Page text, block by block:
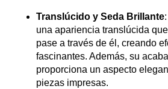
Translúcido y Seda Brillante
una apariencia translúcida
pase a través de él, creando
fascinantes. Además, su
proporciona un aspecto
piezas impresas.